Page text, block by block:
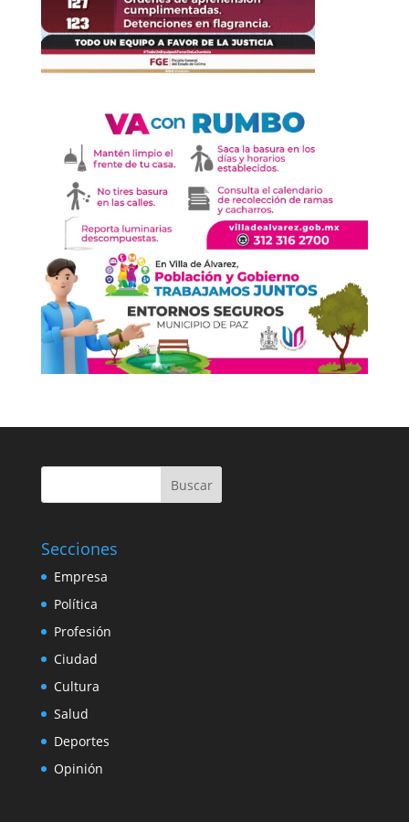
Buscar
Secciones
Empresa
Política
Profesión
Ciudad
Cultura
Salud
Deportes
Opinión